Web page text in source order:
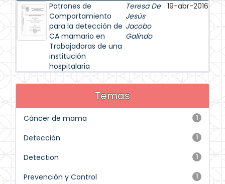
Patrones de
Comportamiento
para la detección de
CA mamario en
Trabajadoras de una
institución
hospitalaria
Teresa De
Jesús
Jacobo
Galindo
19-abr-2016
Temas
1
Cáncer de mama
1
Detección
1
Detection
1
Prevención y Control